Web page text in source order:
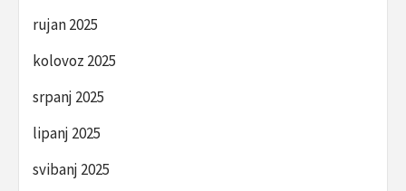
rujan 2025
kolovoz 2025
srpanj 2025
lipanj 2025
svibanj 2025